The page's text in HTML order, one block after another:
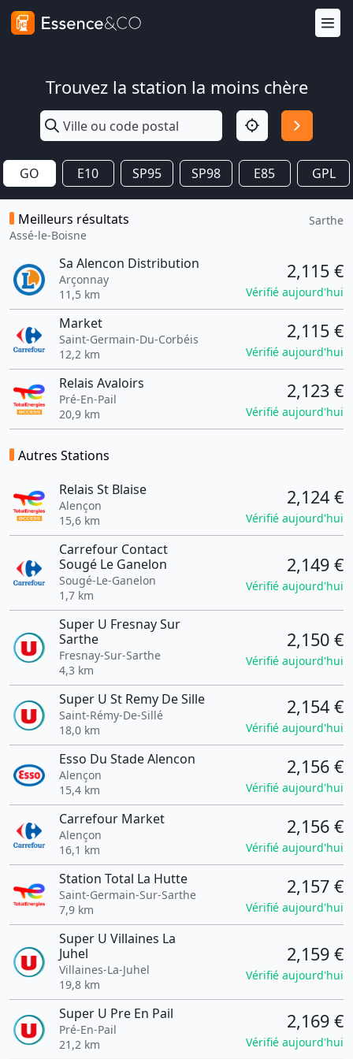
Trouvez la station la moins chère
GO E10 SP95 SP98 E85 GPL
Meilleurs résultats
Assé-le-Boisne
Sarthe
Sa Alencon Distribution
Arçonnay
11,5 km
2,115 €
Vérifié aujourd'hui
Market
Saint-Germain-Du-Corbéis
12,2 km
2,115 €
Vérifié aujourd'hui
Relais Avaloirs
Pré-En-Pail
20,9 km
2,123 €
Vérifié aujourd'hui
Autres Stations
Relais St Blaise
Alençon
15,6 km
2,124 €
Vérifié aujourd'hui
Carrefour Contact
Sougé Le Ganelon
Sougé-Le-Ganelon
1,7 km
2,149 €
Vérifié aujourd'hui
Super U Fresnay Sur
Sarthe
Fresnay-Sur-Sarthe
4,3 km
2,150 €
Vérifié aujourd'hui
Super U St Remy De Sille
Saint-Rémy-De-Sillé
18,0 km
2,154 €
Vérifié aujourd'hui
Esso Du Stade Alencon
Alençon
15,4 km
2,156 €
Vérifié aujourd'hui
Carrefour Market
Alençon
16,1 km
2,156 €
Vérifié aujourd'hui
Station Total La Hutte
Saint-Germain-Sur-Sarthe
7,9 km
2,157 €
Vérifié aujourd'hui
Super U Villaines La
Juhel
Villaines-La-Juhel
19,8 km
2,159 €
Vérifié aujourd'hui
Super U Pre En Pail
Pré-En-Pail
21,2 km
2,169 €
Vérifié aujourd'hui